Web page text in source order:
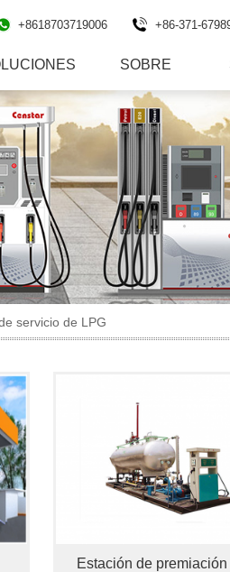
+8618703719006 +86-371-
SOBRE
servicio de LPG
Estación de